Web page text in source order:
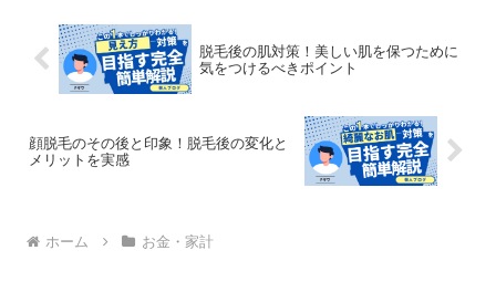
脱毛後の肌対策！美しい肌を保つために
気をつけるべきポイント
顔脱毛のその後と印象！脱毛後の変化と
メリットを実感
ホーム お金・家計